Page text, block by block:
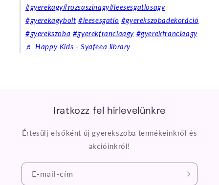
#gyerekagy#rozsaszinagy#leesesgatlosagy
#gyerekagybolt #leesesgatlo #gyerekszobadekoráció
#gyerekszoba #gyerekfranciaagy #gyerekfranciaagy
♬ Happy Kids - Syafeea library
Iratkozz fel hírlevelünkre
Értesülj elsőként új gyerekszoba termékeinkről és
akcióinkról!
E-mail-cím